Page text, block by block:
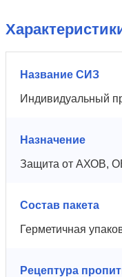
Название СИЗ
Индивидуальный
Назначение
Защита от АХОВ,
Состав пакета
Герметичная
Рецептура